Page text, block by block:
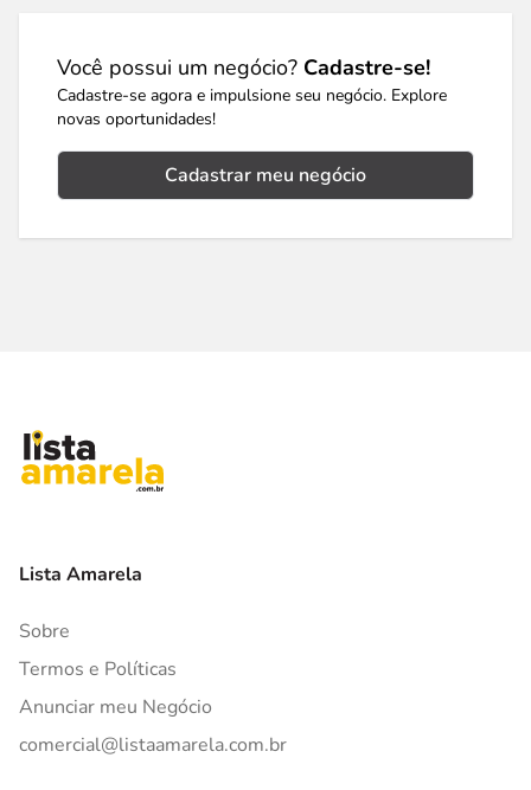
Você possui um negócio? Cadastre-se!
Cadastre-se agora e impulsione seu negócio. Explore
novas oportunidades!
Cadastrar meu negócio
Lista Amarela
Sobre
Termos e Políticas
Anunciar meu Negócio
comercial@listaamarela.com.br